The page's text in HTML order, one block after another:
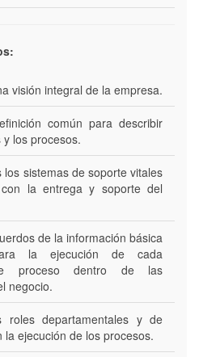
visión integral de la empresa.
común para describir
los procesos.
los sistemas de soporte vitales
con la entrega y soporte del
de la información básica
la ejecución de cada
proceso dentro de las
negocio.
roles departamentales y de
la ejecución de los procesos.